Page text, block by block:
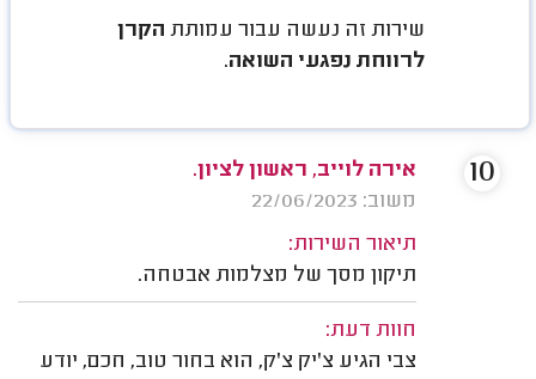
שירות זה נעשה עבור עמותתהקרן
לרווחת נפגעי השואה.
אירה לוייב, ראשון לציון.
משוב: 22/06/2023
תיאור השירות:
תיקון מסך של מצלמות אבטחה.
חוות דעת:
צבי הגיע צ'יק צ'ק, הוא בחור טוב, חכם, יודע
10